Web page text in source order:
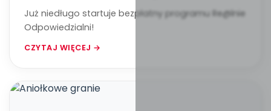
Już niedługo startuje bezpłatny programu Re@lnie
Odpowiedzialni!
CZYTAJ WIĘCEJ →